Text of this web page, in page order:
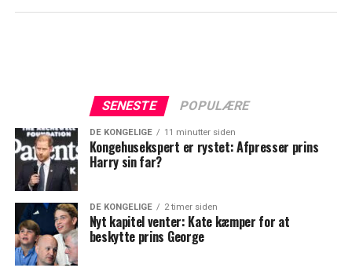
SENESTE POPULÆRE
DE KONGELIGE 11 minutter siden
Kongehusekspert er rystet: Afpresser prins
Harry sin far?
DE KONGELIGE 2 timer siden
Nyt kapitel venter: Kate kæmper for at
beskytte prins George